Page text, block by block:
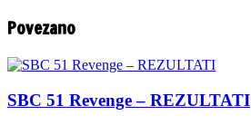
Povezano
SBC 51 Revenge – REZULTATI